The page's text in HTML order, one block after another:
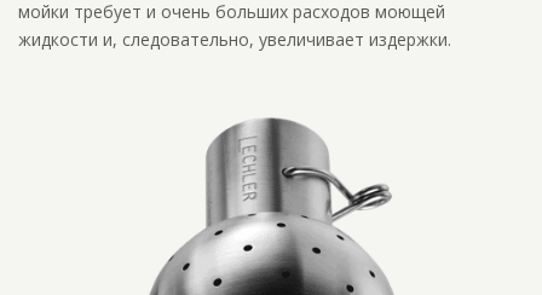
мойки требует и очень больших расходов моющей
жидкости и, следовательно, увеличивает издержки.